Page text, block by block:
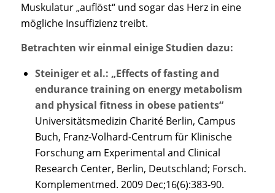
Muskulatur „auflöst“ und sogar das Herz in eine
mögliche Insuffizienz treibt.
Betrachten wir einmal einige Studien dazu:
Steiniger et al.: „Effects of fasting and
endurance training on energy metabolism
and physical fitness in obese patients“
Universitätsmedizin Charité Berlin, Campus
Buch, Franz-Volhard-Centrum für Klinische
Forschung am Experimental and Clinical
Research Center, Berlin, Deutschland; Forsch.
Komplementmed. 2009 Dec;16(6):383-90.